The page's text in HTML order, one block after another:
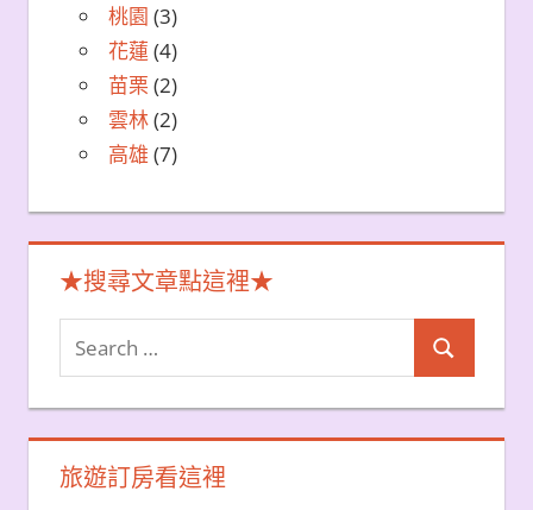
桃園 (3)
花蓮 (4)
苗栗 (2)
雲林(2)
高雄 (7)
★搜尋文章點這裡★
Search
for:
Search
旅遊訂房看這裡